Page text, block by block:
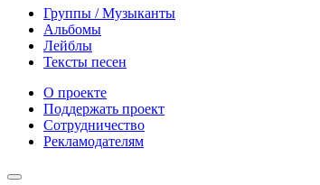
Группы / Музыканты
Альбомы
Лейблы
Тексты песен
О проекте
Поддержать проект
Сотрудничество
Рекламодателям